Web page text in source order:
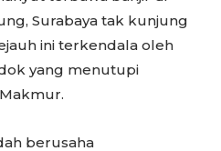
Surabaya tak kunjung
ini terkendala oleh
yang menutupi
berusaha